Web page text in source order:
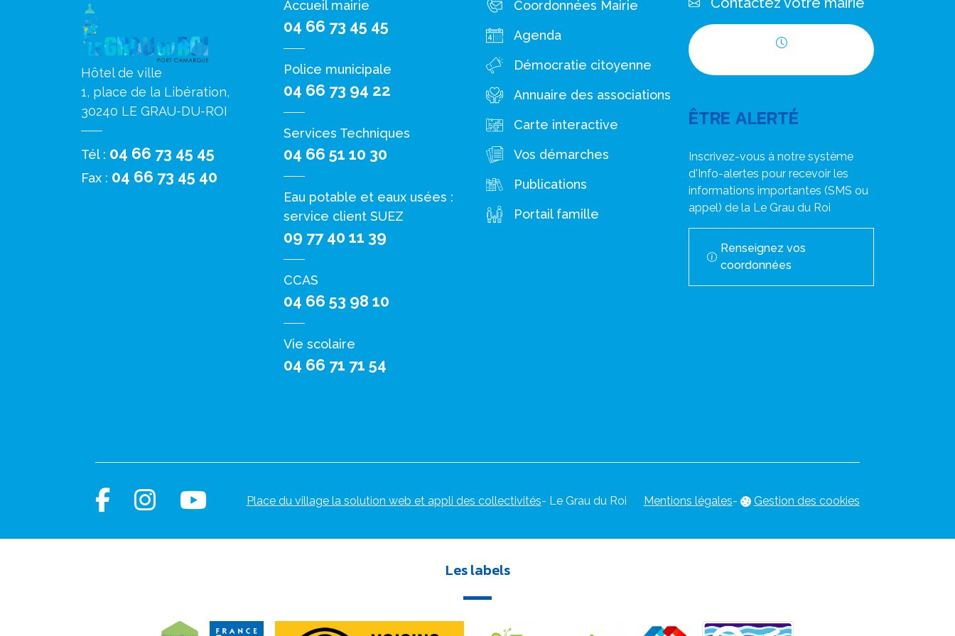
Hôtel de ville
1, place de la Libération,
30240 LE GRAU-DU-ROI
Tél : 04 66 73 45 45
Fax : 04 66 73 45 40
Accueil mairie
04 66 73 45 45
Police municipale
04 66 73 94 22
Services Techniques
04 66 51 10 30
Eau potable et eaux usées :
service client SUEZ
09 77 40 11 39
CCAS
04 66 53 98 10
Vie scolaire
04 66 71 71 54
Coordonnées Mairie
Agenda
Démocratie citoyenne
Annuaire des associations
Carte interactive
Vos démarches
Publications
Portail famille
ÊTRE ALERTÉ
Inscrivez-vous à notre système
d'Info-alertes pour recevoir les
informations importantes (SMS ou
appel) de la Le Grau du Roi
Renseignez vos
coordonnées
Place du village la solution web et appli des collectivités- Le Grau du Roi Mentions légales- Gestion des cookies
Les labels